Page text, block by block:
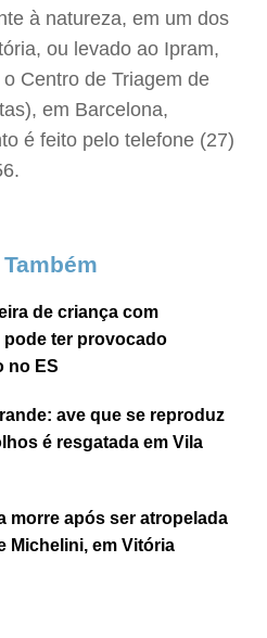
à natureza, em um dos
ou levado ao Ipram,
Centro de Triagem de
em Barcelona,
é feito pelo telefone (27)
de criança com
pode ter provocado
no ES
ave que se reproduz
é resgatada em Vila
morre após ser atropelada
Michelini, em Vitória